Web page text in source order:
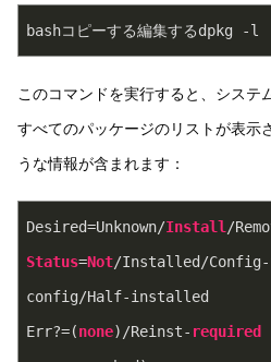
bashコピーする編集する
このコマンドを実行すると、システ
すべてのパッケージのリストが表示
うな情報が含まれます：
Desired=Unknown/Install/
Status=Not/Installed/Config-
config/Half-installed
Err?=(none)/Reinst- required